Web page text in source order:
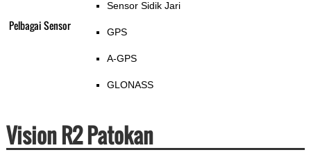
Pelbagai Sensor
Sensor Sidik Jari
GPS
A-GPS
GLONASS
Vision R2 Patokan